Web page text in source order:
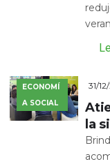
ECONOMÍ
A SOCIAL
31/
la